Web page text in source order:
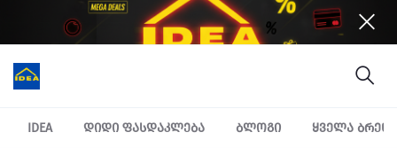
IDEA დიდი ფასდაკლება ბლოგი ყველა